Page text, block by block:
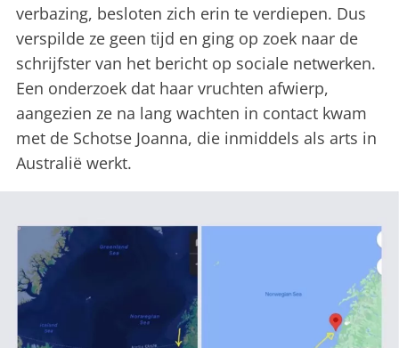
verbazing, besloten zich erin te verdiepen. Dus
verspilde ze geen tijd en ging op zoek naar de
schrijfster van het bericht op sociale netwerken.
Een onderzoek dat haar vruchten afwierp,
aangezien ze na lang wachten in contact kwam
met de Schotse Joanna, die inmiddels als arts in
Australië werkt.